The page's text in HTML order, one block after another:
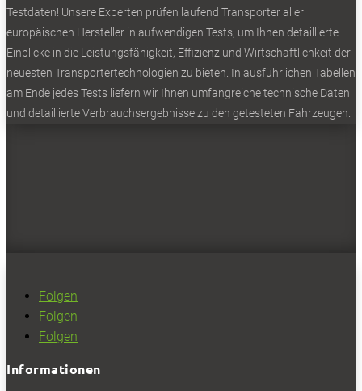
Testdaten! Unsere Experten prüfen laufend Transporter aller
europäischen Hersteller in aufwendigen Tests, um Ihnen detaillierte
Einblicke in die Leistungsfähigkeit, Effizienz und Wirtschaftlichkeit der
neuesten Transportertechnologien zu bieten. In ausführlichen Tabellen
am Ende jedes Tests liefern wir Ihnen umfangreiche technische Daten
und detaillierte Verbrauchsergebnisse zu den getesteten Fahrzeugen.
Folgen
Folgen
Folgen
Informationen